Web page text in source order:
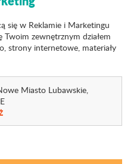
się w Reklamie i Marketingu
zewnętrznym działem
strony internetowe, materiały
Miasto Lubawskie,